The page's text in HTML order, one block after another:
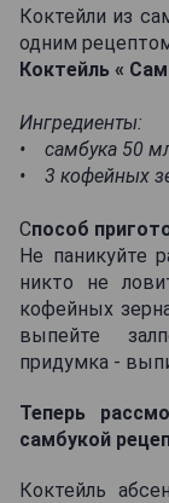
Коктейли из
одним
Коктейль «
Ингредиенты:
• самбука 50
• 3 кофейных
Способ
Не паникуйте
никто не
кофейных
выпейте
придумка -
Теперь
самбукой
Коктейль